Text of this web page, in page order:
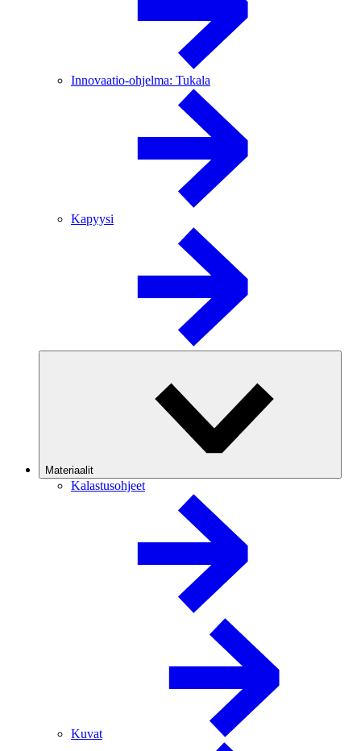
Innovaatio-ohjelma: Tukala
Kapyysi
Materiaalit
Kalastusohjeet
Kuvat